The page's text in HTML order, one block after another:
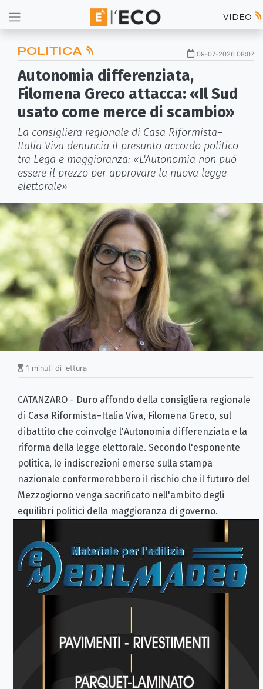
VIDEO
POLITICA 09-07-2026 08:07
Autonomia differenziata,
Filomena Greco attacca: «Il Sud
usato come merce di scambio»
La consigliera regionale di Casa Riformista–
Italia Viva denuncia il presunto accordo politico
tra Lega e maggioranza: «L'Autonomia non può
essere il prezzo per approvare la nuova legge
elettorale»
1 minuti di lettura
CATANZARO - Duro affondo della consigliera regionale
di Casa Riformista–Italia Viva, Filomena Greco, sul
dibattito che coinvolge l'Autonomia differenziata e la
riforma della legge elettorale. Secondo l'esponente
politica, le indiscrezioni emerse sulla stampa
nazionale confermerebbero il rischio che il futuro del
Mezzogiorno venga sacrificato nell'ambito degli
equilibri politici della maggioranza di governo.